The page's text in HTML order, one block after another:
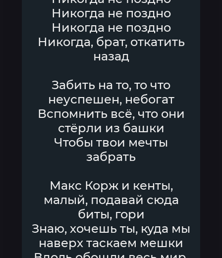
Никогда не поздно
Никогда не поздно
Никогда, брат, откатить
назад
Забить на то, то что
неуспешен, небогат
Вспомнить всё, что они
стёрли из башки
Чтобы твои мечты
забрать
Макс Корж и кенты,
малый, подавай сюда
биты, гори
Знаю, хочешь ты, куда мы
наверх таскаем мешки